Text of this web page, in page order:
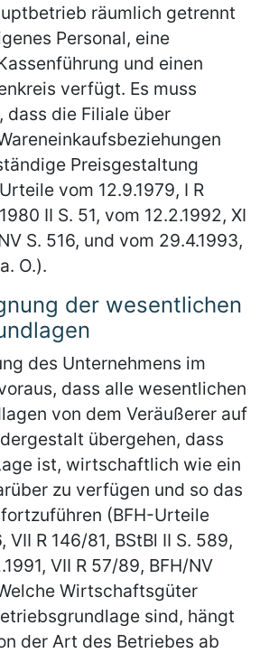
räumlich getrennt
Personal, eine
und einen
verfügt. Es muss
dass die Filiale über
Preisgestaltung
vom 12.9.1979, I R
II S. 51, vom 12.2.1992, XI
S. 516, und vom 29.4.1993,
O.).
der wesentlichen
des Unternehmens im
dass alle wesentlichen
von dem Veräußerer auf
übergehen, dass
ist, wirtschaftlich wie ein
zu verfügen und so das
(BFH-Urteile
VII R 146/81, BStBl II S. 589,
VII R 57/89, BFH/NV
Wirtschaftsgüter
sind, hängt
der Art des Betriebes ab